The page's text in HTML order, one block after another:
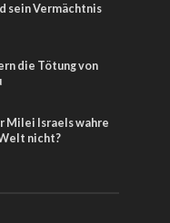
sein Vermächtnis
die Tötung von
Milei Israels wahre
nicht?